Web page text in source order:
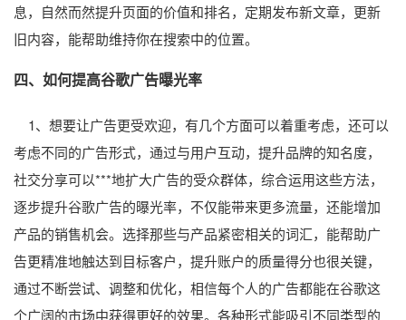
息，自然而然提升页面的价值和排名，定期发布新文章，更新
旧内容，能帮助维持你在搜索中的位置。
四、如何提高谷歌广告曝光率
1、想要让广告更受欢迎，有几个方面可以着重考虑，还可以
考虑不同的广告形式，通过与用户互动，提升品牌的知名度，
社交分享可以***地扩大广告的受众群体，综合运用这些方法，
逐步提升谷歌广告的曝光率，不仅能带来更多流量，还能增加
产品的销售机会。选择那些与产品紧密相关的词汇，能帮助广
告更精准地触达到目标客户，提升账户的质量得分也很关键，
通过不断尝试、调整和优化，相信每个人的广告都能在谷歌这
个广阔的市场中获得更好的效果。各种形式能吸引不同类型的